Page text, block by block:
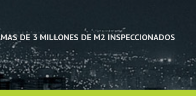
MAS DE 3 MILLONES DE M2 INSPECCIONADOS